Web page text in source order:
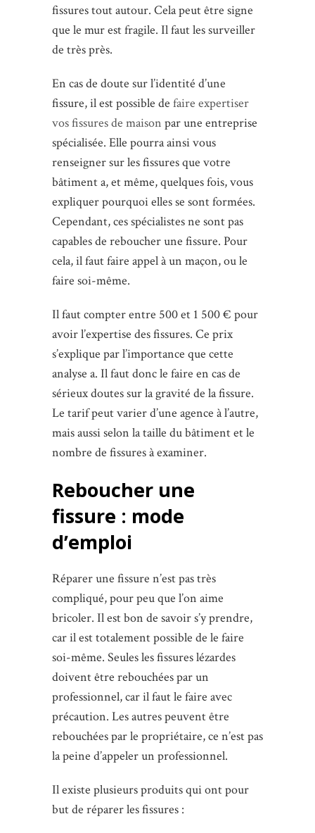
fissures tout autour. Cela peut être signe
que le mur est fragile. Il faut les surveiller
de très près.
En cas de doute sur l’identité d’une
fissure, il est possible de faire expertiser
vos fissures de maison par une entreprise
spécialisée. Elle pourra ainsi vous
renseigner sur les fissures que votre
bâtiment a, et même, quelques fois, vous
expliquer pourquoi elles se sont formées.
Cependant, ces spécialistes ne sont pas
capables de reboucher une fissure. Pour
cela, il faut faire appel à un maçon, ou le
faire soi-même.
Il faut compter entre 500 et 1 500 € pour
avoir l’expertise des fissures. Ce prix
s’explique par l’importance que cette
analyse a. Il faut donc le faire en cas de
sérieux doutes sur la gravité de la fissure.
Le tarif peut varier d’une agence à l’autre,
mais aussi selon la taille du bâtiment et le
nombre de fissures à examiner.
Reboucher une
fissure : mode
d’emploi
Réparer une fissure n’est pas très
compliqué, pour peu que l’on aime
bricoler. Il est bon de savoir s’y prendre,
car il est totalement possible de le faire
soi-même. Seules les fissures lézardes
doivent être rebouchées par un
professionnel, car il faut le faire avec
précaution. Les autres peuvent être
rebouchées par le propriétaire, ce n’est pas
la peine d’appeler un professionnel.
Il existe plusieurs produits qui ont pour
but de réparer les fissures :